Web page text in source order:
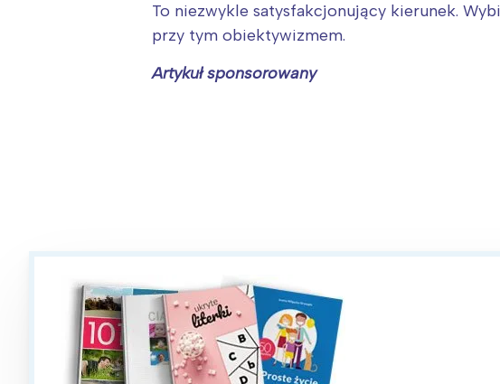
To niezwykle satysfakcjonujący kierunek.
przy tym obiektywizmem.
Artykuł sponsorowany